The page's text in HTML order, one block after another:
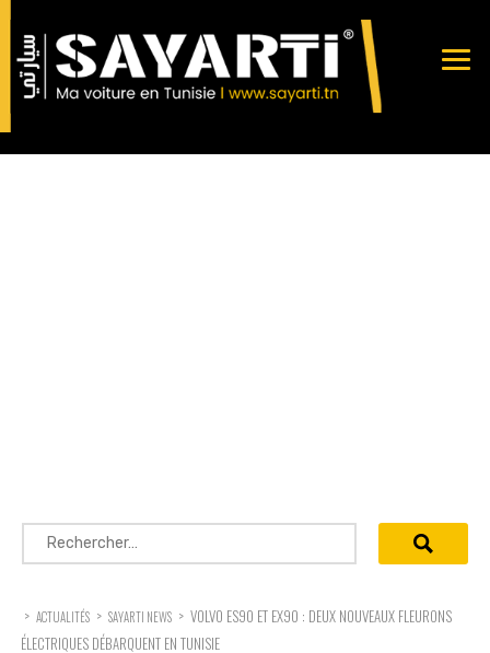
Rechercher :
> ACTUALITÉS > SAYARTI NEWS > VOLVO ES90 ET EX90 : DEUX NOUVEAUX FLEURONS
ÉLECTRIQUES DÉBARQUENT EN TUNISIE